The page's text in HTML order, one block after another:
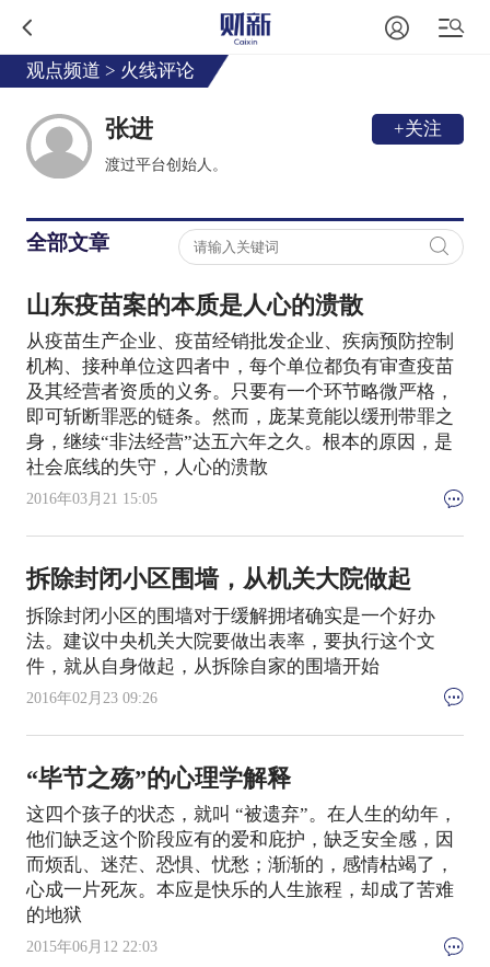
观点频道 > 火线评论
张进 +关注
渡过平台创始人。
全部文章
山东疫苗案的本质是人心的溃散
从疫苗生产企业、疫苗经销批发企业、疾病预防控制
机构、接种单位这四者中，每个单位都负有审查疫苗
及其经营者资质的义务。只要有一个环节略微严格，
即可斩断罪恶的链条。然而，庞某竟能以缓刑带罪之
身，继续“非法经营”达五六年之久。根本的原因，是
社会底线的失守，人心的溃散
2016年03月21 15:05
拆除封闭小区围墙，从机关大院做起
拆除封闭小区的围墙对于缓解拥堵确实是一个好办
法。建议中央机关大院要做出表率，要执行这个文
件，就从自身做起，从拆除自家的围墙开始
2016年02月23 09:26
“毕节之殇”的心理学解释
这四个孩子的状态，就叫 “被遗弃”。在人生的幼年，
他们缺乏这个阶段应有的爱和庇护，缺乏安全感，因
而烦乱、迷茫、恐惧、忧愁；渐渐的，感情枯竭了，
心成一片死灰。本应是快乐的人生旅程，却成了苦难
的地狱
2015年06月12 22:03